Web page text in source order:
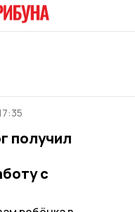
получил
с